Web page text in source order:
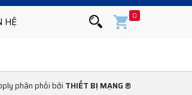
HỆ 0
phân phối bởi THIẾT BỊ MẠNG ®